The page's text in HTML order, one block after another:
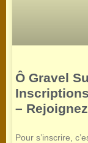
Ô Gravel
–
Pour s’inscrire,